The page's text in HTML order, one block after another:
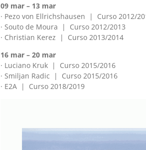
09 mar – 13 mar
· Pezo von Ellrichshausen | Curso 2012/
· Souto de Moura | Curso 2012/2013
· Christian Kerez | Curso 2013/2014
16 mar – 20 mar
· Luciano Kruk | Curso 2015/2016
· Smiljan Radic | Curso 2015/2016
· E2A | Curso 2018/2019